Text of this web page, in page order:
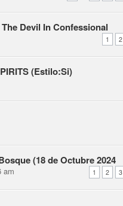
Devil In Confessional
1 2
(Estilo:Si)
(18 de Octubre 2024
1 2 3
am